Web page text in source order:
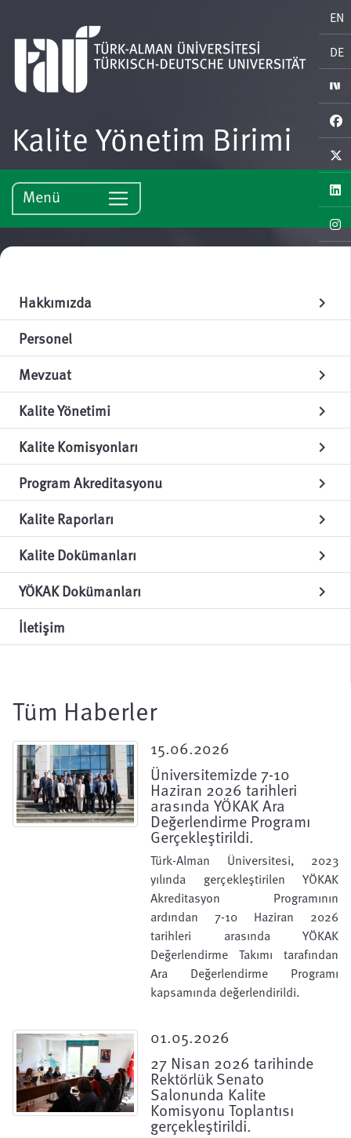
EN
DE
Kalite Yönetim Birimi
Menü
Hakkımızda chevron_right
Personel
Mevzuat
chevron_right
Kalite Yönetimi chevron_right
Kalite Komisyonları chevron_right
Program Akreditasyonu chevron_right
Kalite Raporları chevron_right
Kalite Dokümanları chevron_right
YÖKAK Dokümanları chevron_right
İletişim
Tüm Haberler
15.06.2026
Üniversitemizde 7-10
Haziran 2026 tarihleri
arasında YÖKAK Ara
Değerlendirme Programı
Gerçekleştirildi.
Türk-Alman Üniversitesi, 2023
yılında gerçekleştirilen YÖKAK
Akreditasyon Programının
ardından 7-10 Haziran 2026
tarihleri arasında YÖKAK
Değerlendirme Takımı tarafından
Ara Değerlendirme Programı
kapsamında değerlendirildi.
01.05.2026
27 Nisan 2026 tarihinde
Rektörlük Senato
Salonunda Kalite
Komisyonu Toplantısı
gerçekleştirildi.